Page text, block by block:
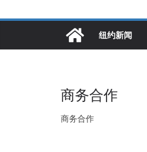
纽约新闻
商务合作
商务合作